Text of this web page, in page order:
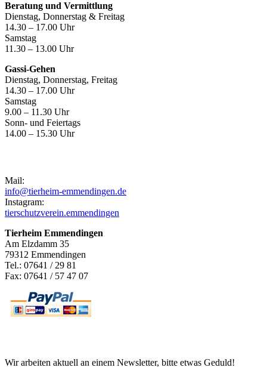
Beratung und Vermittlung
Dienstag, Donnerstag & Freitag
14.30 – 17.00 Uhr
Samstag
11.30 – 13.00 Uhr
Gassi-Gehen
Dienstag, Donnerstag, Freitag
14.30 – 17.00 Uhr
Samstag
9.00 – 11.30 Uhr
Sonn- und Feiertags
14.00 – 15.30 Uhr
Mail:
info@tierheim-emmendingen.de
Instagram:
tierschutzverein.emmendingen
Tierheim Emmendingen
Am Elzdamm 35
79312 Emmendingen
Tel.: 07641 / 29 81
Fax: 07641 / 57 47 07
Wir arbeiten aktuell an einem Newsletter, bitte etwas Geduld!